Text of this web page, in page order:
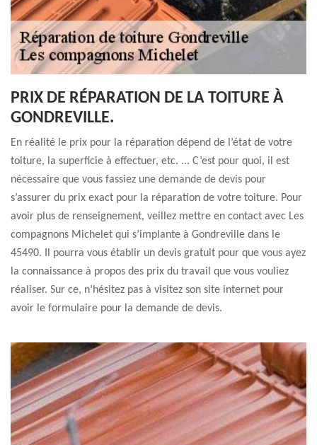
PRIX DE RÉPARATION DE LA TOITURE À
GONDREVILLE.
En réalité le prix pour la réparation dépend de l’état de votre
toiture, la superficie à effectuer, etc. ... C’est pour quoi, il est
nécessaire que vous fassiez une demande de devis pour
s’assurer du prix exact pour la réparation de votre toiture. Pour
avoir plus de renseignement, veillez mettre en contact avec Les
compagnons Michelet qui s’implante à Gondreville dans le
45490. Il pourra vous établir un devis gratuit pour que vous ayez
la connaissance à propos des prix du travail que vous vouliez
réaliser. Sur ce, n’hésitez pas à visitez son site internet pour
avoir le formulaire pour la demande de devis.